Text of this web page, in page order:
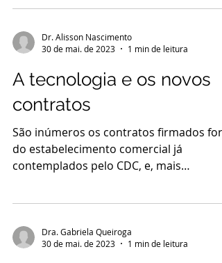
Dr. Alisson Nascimento
30 de mai. de 2023
1 min de leitura
A tecnologia e os novos
contratos
São inúmeros os contratos firmados fora
do estabelecimento comercial já
contemplados pelo CDC, e, mais
Dra. Gabriela Queiroga
30 de mai. de 2023
1 min de leitura